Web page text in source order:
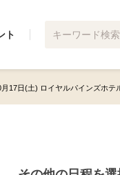
ト
17日(土) ロイヤルパインズホテ